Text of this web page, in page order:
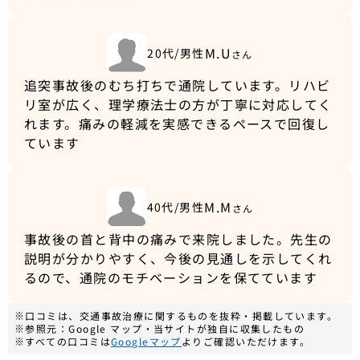
20代/男性 M.U さん
追突事故後のむち打ちで通院しています。リハビ
リ室が広く、理学療法士の方が丁寧に対応してく
れます。痛みの軽減を実感できるペースで回復し
ています
40代/男性M.M さん
事故後の首と背中の痛みで来院しました。先生の
説明が分かりやすく、今後の見通しを示してくれ
るので、通院のモチベーションを保てています
※口コミは、交通事故治療に関するものを抜粋・掲載しています。
※参照元：Google マップ・当サイトが独自に収集したもの
※すべての口コミはGoogleマップよりご確認いただけます。